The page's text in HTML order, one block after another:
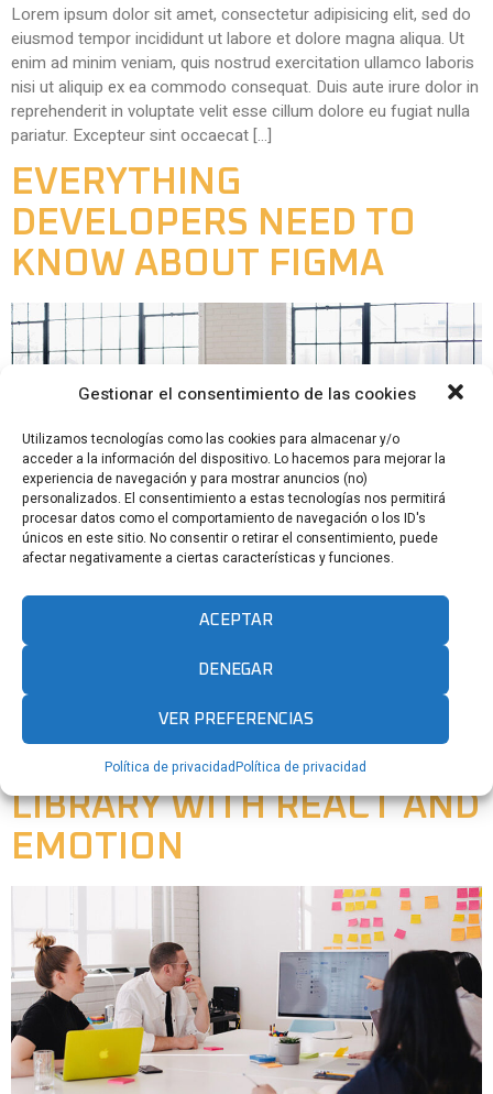
Gestionar el consentimiento de las cookies
Utilizamos tecnologías como las cookies para almacenar y/o
acceder a la información del dispositivo. Lo hacemos para mejorar la
experiencia de navegación y para mostrar anuncios (no)
personalizados. El consentimiento a estas tecnologías nos permitirá
procesar datos como el comportamiento de navegación o los ID's
únicos en este sitio. No consentir o retirar el consentimiento, puede
afectar negativamente a ciertas características y funciones.
ACEPTAR
DENEGAR
VER PREFERENCIAS
Política de privacidadPolítica de privacidad
Lorem ipsum dolor sit amet, consectetur adipisicing elit, sed do
eiusmod tempor incididunt ut labore et dolore magna aliqua. Ut
enim ad minim veniam, quis nostrud exercitation ullamco laboris
nisi ut aliquip ex ea commodo consequat. Duis aute irure dolor in
reprehenderit in voluptate velit esse cillum dolore eu fugiat nulla
pariatur. Excepteur sint occaecat […]
EVERYTHING
DEVELOPERS NEED TO
KNOW ABOUT FIGMA
Lorem ipsum dolor sit amet, consectetur adipisicing elit, sed do
eiusmod tempor incididunt ut labore et dolore magna aliqua. Ut
enim ad minim veniam, quis nostrud exercitation ullamco laboris
nisi ut aliquip ex ea commodo consequat. Duis aute irure dolor in
reprehenderit in voluptate velit esse cillum dolore eu fugiat nulla
pariatur. Excepteur sint occaecat […]
BUILDING A COMPONENT
LIBRARY WITH REACT AND
EMOTION